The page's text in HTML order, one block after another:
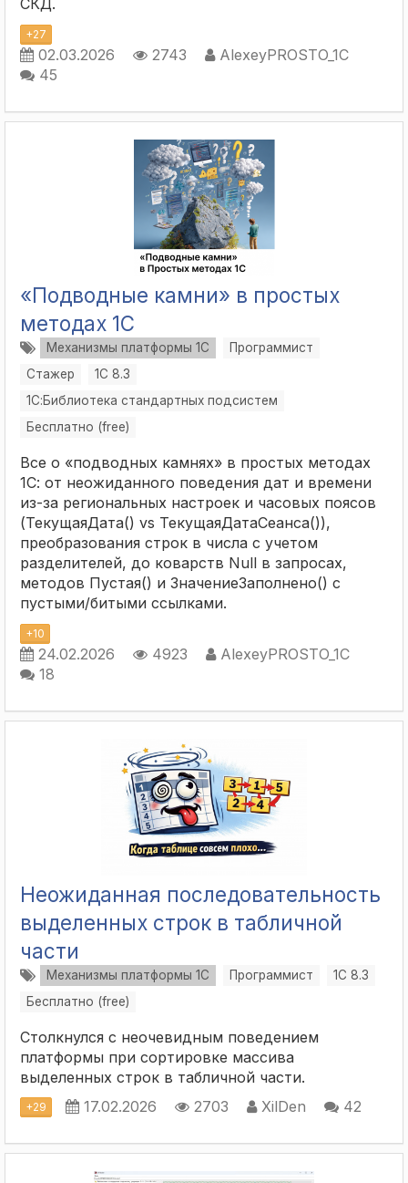
СКД.
+27
02.03.2026 2743
AlexeyPROSTO_1C
45
«Подводные камни» в простых
методах 1С
Механизмы платформы 1С
Программист
Стажер
1С 8.3
1С:Библиотека стандартных подсистем
Бесплатно (free)
Все о «подводных камнях» в простых методах
1С: от неожиданного поведения дат и времени
из-за региональных настроек и часовых поясов
(ТекущаяДата() vs ТекущаяДатаСеанса()),
преобразования строк в числа с учетом
разделителей, до коварств Null в запросах,
методов Пустая() и ЗначениеЗаполнено() с
пустыми/битыми ссылками.
+10
24.02.2026 4923
AlexeyPROSTO_1C
18
Неожиданная последовательность
выделенных строк в табличной
части
Механизмы платформы 1С Программист
1С 8.3
Бесплатно (free)
Столкнулся с неочевидным поведением
платформы при сортировке массива
выделенных строк в табличной части.
+29 17.02.2026 2703 XilDen 42